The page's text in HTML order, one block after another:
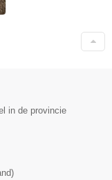
in de provincie
)